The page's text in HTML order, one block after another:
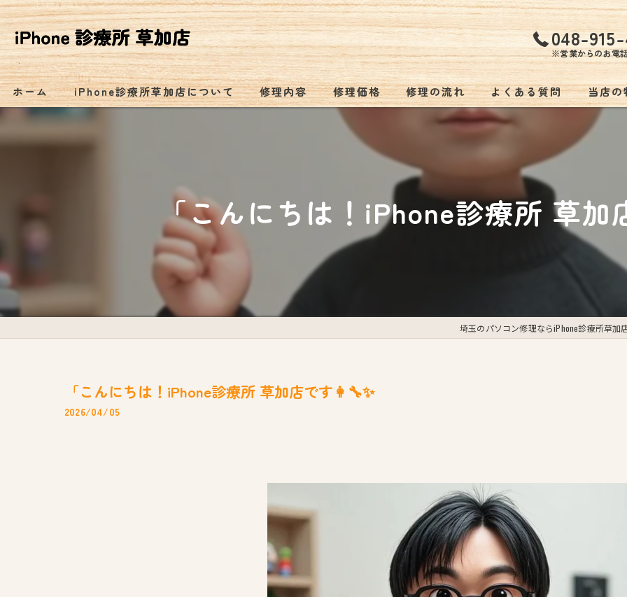
048-
※営業からのお電
ホーム iPhone診療所草加店について 修理内容 修理価格 修理の流れ よくある質問 当店の
持ち込み
バッテ
ゲーム
「こんにちは！iPhone診療所 草加
埼玉のパソコン修理ならiPhone診療所草加
「こんにちは！iPhone診療所 草加店です👩‍🔧✨
2026/04/05